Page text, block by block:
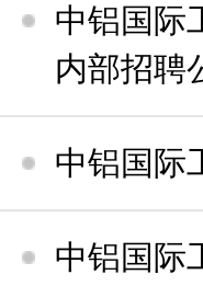
中铝国际
内部招聘
中铝国际
中铝国际